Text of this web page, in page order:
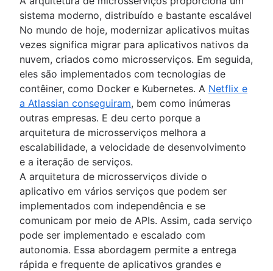
sistema moderno, distribuído e bastante escalável
No mundo de hoje, modernizar aplicativos muitas
vezes significa migrar para aplicativos nativos da
nuvem, criados como microsserviços. Em seguida,
eles são implementados com tecnologias de
contêiner, como Docker e Kubernetes. A Netflix e
a Atlassian conseguiram, bem como inúmeras
outras empresas. E deu certo porque a
arquitetura de microsserviços melhora a
escalabilidade, a velocidade de desenvolvimento
e a iteração de serviços.
A arquitetura de microsserviços divide o
aplicativo em vários serviços que podem ser
implementados com independência e se
comunicam por meio de APIs. Assim, cada serviço
pode ser implementado e escalado com
autonomia. Essa abordagem permite a entrega
rápida e frequente de aplicativos grandes e